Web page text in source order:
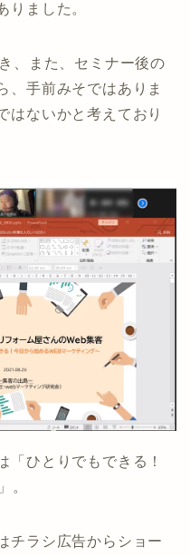
りました。
、また、セミナー後の
、手前みそではありま
はないかと考えており
「ひとりでもできる！
。
チラシ広告からショー